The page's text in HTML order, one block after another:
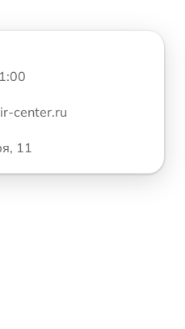
center.ru
11